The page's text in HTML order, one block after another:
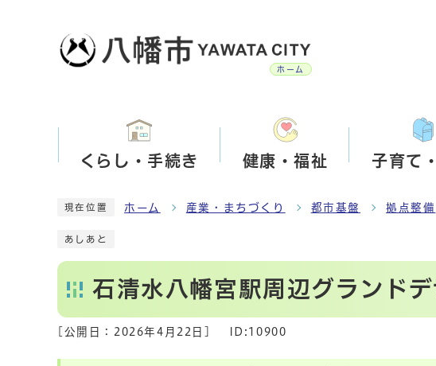
ホーム
くらし・手続き 健康・福祉 子育て
現在位置 ホーム 産業・まちづくり 都市基盤 拠点整備
あしあと
石清水八幡宮駅周辺グランド
[公開日： 2026年4月22日 ID:10900